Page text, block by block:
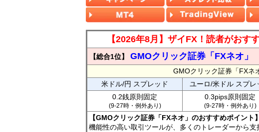
【2026年8月】ザイFX！読者がおす
【総合1位】 GMOクリック証券「FXネオ」
GMOクリック証券「FXネ
米ドル/円 スプレッド
ユーロ/米ドル スプレ
0.2銭原則固定
(9-27時・例外あり)
0.3pips原則固定
(9-27時・例外あり)
【GMOクリック証券「FXネオ」のおすすめポイント】
機能性の高い取引ツールが、多くのトレーダーから